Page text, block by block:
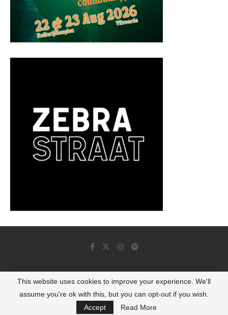
© 2022 - Luminous Dash All Rights Reserved
BACK TO TOP
This website uses cookies to improve your experience. We'll
assume you're ok with this, but you can opt-out if you wish.
Accept
Read More